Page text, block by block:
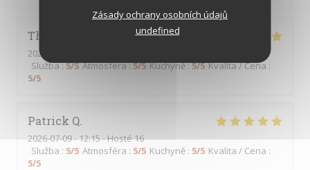
Zásady ochrany osobních údajů
undefined
Thierry
2026-07-09
Služba:5/5 Atmosféra:5/5 Kuchyně:5/5 Kvalita / Cena :
5/5
Patrick Q
2026-07-09- 12:15 - Hosté 16
Služba : 5/5 Atmosféra : 5/5 Kuchyně : 5/5 Kvalita / Cena :
5/5